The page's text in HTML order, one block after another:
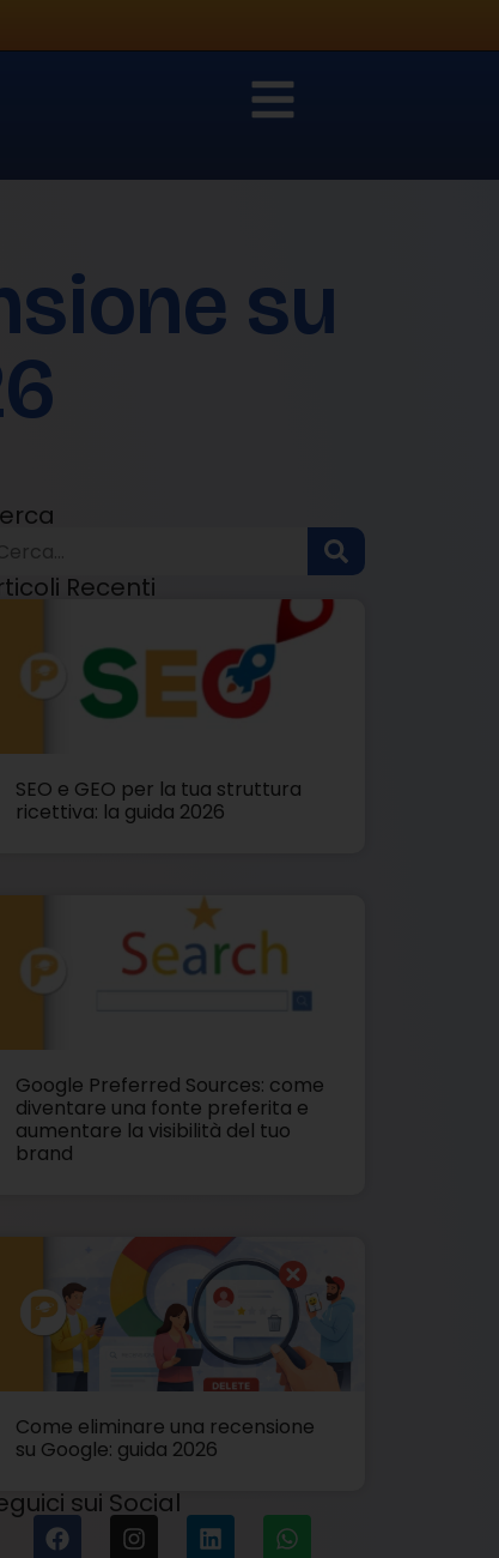
su
Recenti
SEO e GEO per la tua struttura
ricettiva: la guida 2026
Google Preferred Sources: come
diventare una fonte preferita e
aumentare la visibilità del tuo
brand
Come eliminare una recensione
su Google: guida 2026
sui Social